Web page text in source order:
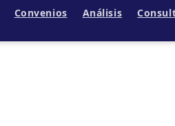
Convenios Análisis